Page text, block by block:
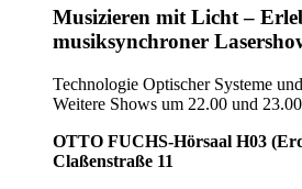
Musizieren mit Licht –
musiksynchroner
Technologie Optischer Systeme
Weitere Shows um 22.00 und
OTTO FUCHS-Hörsaal H03
Claßenstraße 11